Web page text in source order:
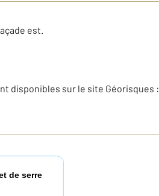
est.
disponibles sur le site Géorisques :
de serre